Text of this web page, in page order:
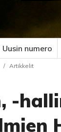
Uusin numero
/ Artikkelit
-